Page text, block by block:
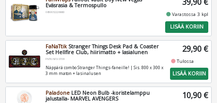
Eväsrasia & Termospullo
0850032226660 fiber_manual_recordVarastossa 3 kpl
LISÄÄ KORIIN
FaNaTtik Stranger Things Desk Pad & Coaster
Set Hellfire Club, hiirimatto + lasialunen
FNTK-NFX-ST09
Näppärä combo Stranger Things-faneille! | Sis. 800 x 300 x
3 mm maton + lasinalusen
29,90 €
fiber_manual_recordTulossa
LISÄÄ KORIIN
Paladone LED Neon Bulb -koristelamppu
jalustalla- MARVEL AVENGERS
10,90 €